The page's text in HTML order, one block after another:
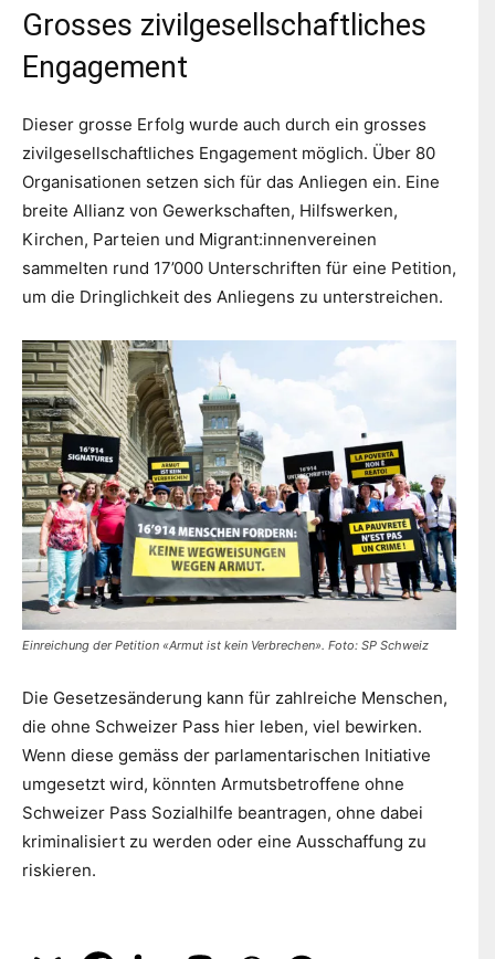
Grosses zivilgesellschaftliches
Engagement
Dieser grosse Erfolg wurde auch durch ein grosses
zivilgesellschaftliches Engagement möglich. Über 80
Organisationen setzen sich für das Anliegen ein. Eine
breite Allianz von Gewerkschaften, Hilfswerken,
Kirchen, Parteien und Migrant:innenvereinen
sammelten rund 17’000 Unterschriften für eine Petition,
um die Dringlichkeit des Anliegens zu unterstreichen.
Einreichung der Petition «Armut ist kein Verbrechen». Foto: SP Schweiz
Die Gesetzesänderung kann für zahlreiche Menschen,
die ohne Schweizer Pass hier leben, viel bewirken.
Wenn diese gemäss der parlamentarischen Initiative
umgesetzt wird, könnten Armutsbetroffene ohne
Schweizer Pass Sozialhilfe beantragen, ohne dabei
kriminalisiert zu werden oder eine Ausschaffung zu
riskieren.